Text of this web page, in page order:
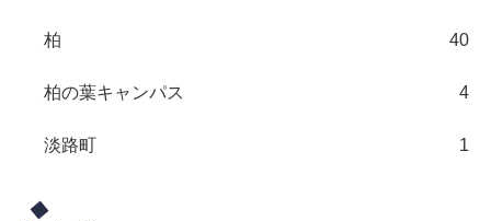
柏 40
柏の葉キャンパス 4
淡路町 1